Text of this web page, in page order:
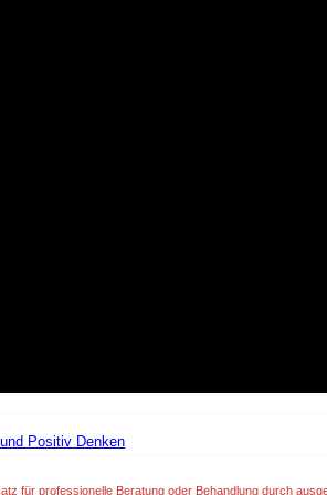
Positiv Denken
für professionelle Beratung oder Behandlung durch